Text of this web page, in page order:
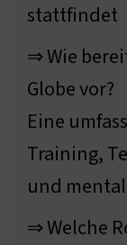
stattfindet
⇒ Wie
Globe vor?
Eine
Training,
und
⇒ Welche